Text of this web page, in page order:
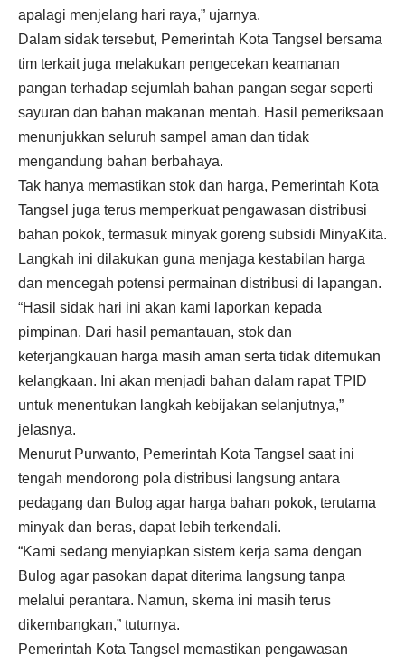
apalagi menjelang hari raya,” ujarnya.
Dalam sidak tersebut, Pemerintah Kota Tangsel bersama
tim terkait juga melakukan pengecekan keamanan
pangan terhadap sejumlah bahan pangan segar seperti
sayuran dan bahan makanan mentah. Hasil pemeriksaan
menunjukkan seluruh sampel aman dan tidak
mengandung bahan berbahaya.
Tak hanya memastikan stok dan harga, Pemerintah Kota
Tangsel juga terus memperkuat pengawasan distribusi
bahan pokok, termasuk minyak goreng subsidi MinyaKita.
Langkah ini dilakukan guna menjaga kestabilan harga
dan mencegah potensi permainan distribusi di lapangan.
“Hasil sidak hari ini akan kami laporkan kepada
pimpinan. Dari hasil pemantauan, stok dan
keterjangkauan harga masih aman serta tidak ditemukan
kelangkaan. Ini akan menjadi bahan dalam rapat TPID
untuk menentukan langkah kebijakan selanjutnya,”
jelasnya.
Menurut Purwanto, Pemerintah Kota Tangsel saat ini
tengah mendorong pola distribusi langsung antara
pedagang dan Bulog agar harga bahan pokok, terutama
minyak dan beras, dapat lebih terkendali.
“Kami sedang menyiapkan sistem kerja sama dengan
Bulog agar pasokan dapat diterima langsung tanpa
melalui perantara. Namun, skema ini masih terus
dikembangkan,” tuturnya.
Pemerintah Kota Tangsel memastikan pengawasan